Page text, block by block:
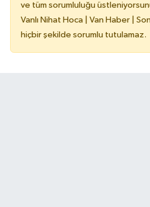
ve tüm sorumluluğu
Vanlı Nihat Hoca | Van Haber |
hiçbir şekilde sorumlu tutulamaz.